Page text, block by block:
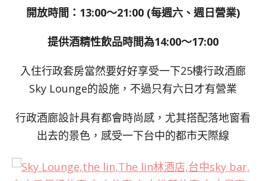
開放時間：13:00～21:00 (每週六、週日營業)
提供酒精性飲品時間為14:00～17:00
入住行政套房當然要好好享受一下25樓行政酒廊
Sky Lounge的設施，不過只有六日才有營業
行政酒廊設計具有都會時尚感，尤其搭配落地窗看
出去的景色，感受一下台中的都市天際線